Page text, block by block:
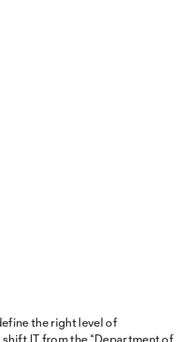
the right level of
IT from the “Department of